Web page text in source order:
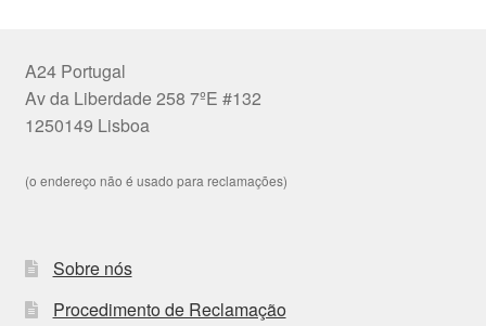
A24 Portugal
Av da Liberdade 258 7ºE #132
1250149 Lisboa
(o endereço não é usado para reclamações)
Sobre nós
Procedimento de Reclamação